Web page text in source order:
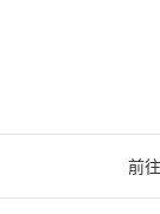
前